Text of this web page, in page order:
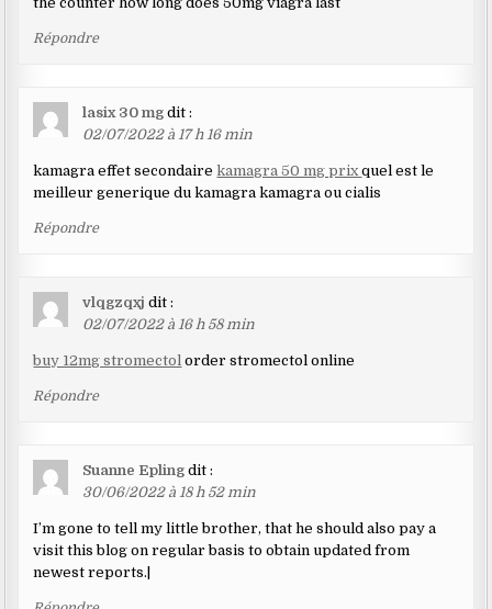
Répondre
lasix 30 mg dit :
02/07/2022 à 17 h 16 min
kamagra effet secondairekamagra 50 mg prixquel est le
meilleur generique du kamagra kamagra ou cialis
Répondre
vlqgzqxj dit :
02/07/2022 à 16 h 58 min
buy 12mg stromectol order stromectol online
Répondre
Suanne Epling dit :
30/06/2022 à 18 h 52 min
I’m gone to tell my little brother, that he should also pay a
visit this blog on regular basis to obtain updated from
newest reports.|